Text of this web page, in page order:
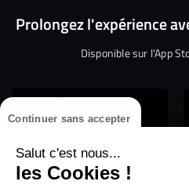
Continuer sans accepter
Salut c'est nous...
les Cookies !
Prolongez l'expérience
Disponible sur l'App